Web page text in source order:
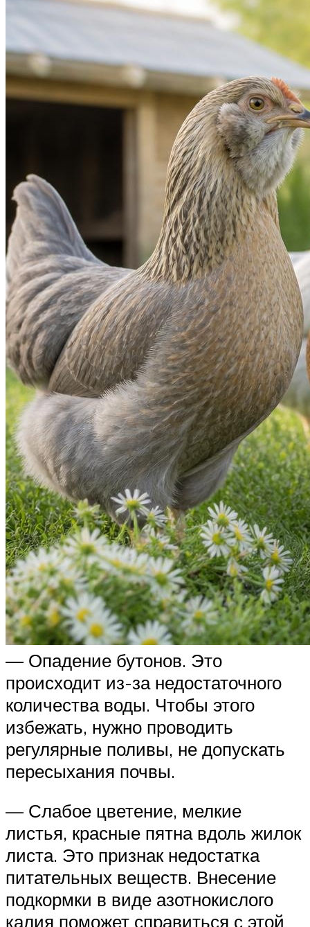
— Опадение бутонов. Это
происходит из-за недостаточного
количества воды. Чтобы этого
избежать, нужно проводить
регулярные поливы, не допускать
пересыхания почвы.
— Слабое цветение, мелкие
листья, красные пятна вдоль жилок
листа. Это признак недостатка
питательных веществ. Внесение
подкормки в виде азотнокислого
калия поможет справиться с этой